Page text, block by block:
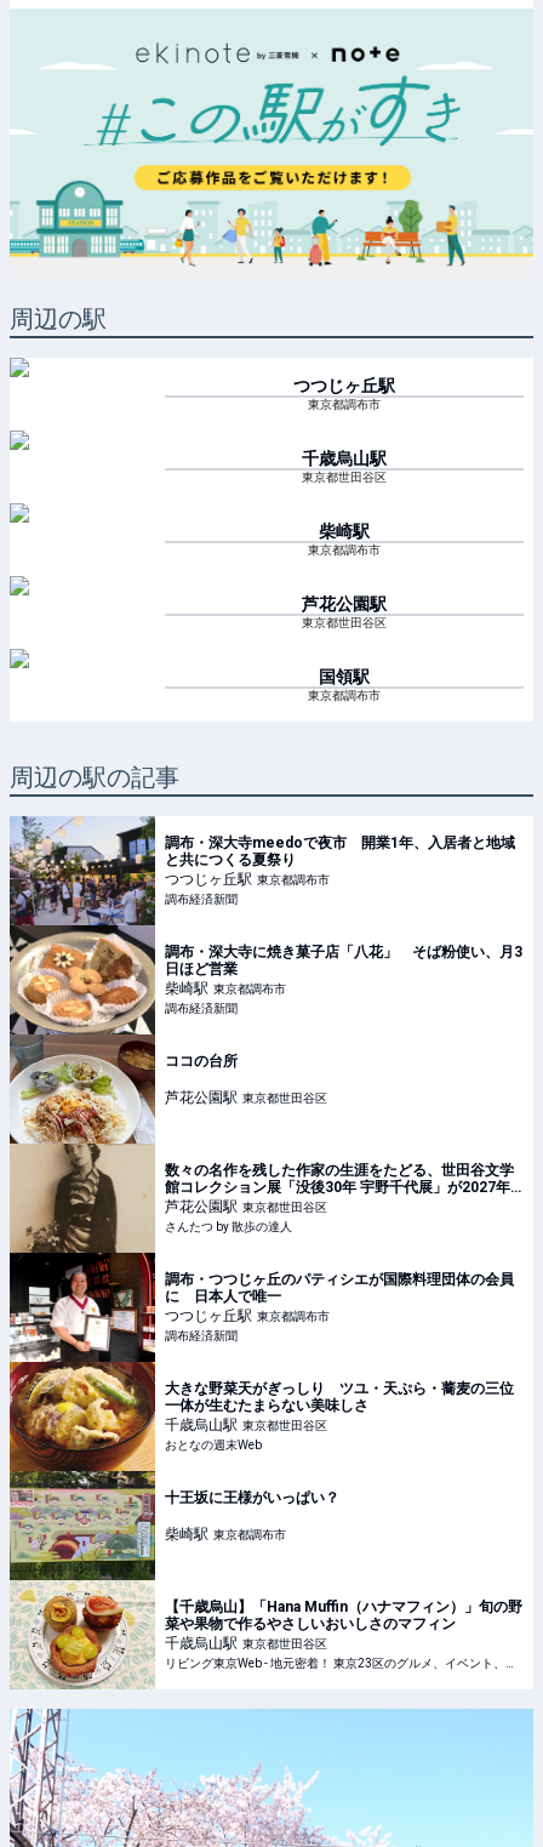
周辺の駅
つつじヶ丘駅
東京都調布市
千歳烏山駅
東京都世田谷区
柴崎駅
東京都調布市
芦花公園駅
東京都世田谷区
国領駅
東京都調布市
周辺の駅の記事
調布・深大寺meedoで夜市 開業1年、入居者と地域
と共につくる夏祭り
つつじヶ丘駅 東京都調布市
調布経済新聞
調布・深大寺に焼き菓子店「八花」 そば粉使い、月3
日ほど営業
柴崎駅 東京都調布市
調布経済新聞
ココの台所
芦花公園駅 東京都世田谷区
数々の名作を残した作家の生涯をたどる、世田谷文学
館コレクション展「没後30年 宇野千代展」が2027年3
月28日まで、『世田谷文学館』で開催中｜さんたつ by
散歩の達人
芦花公園駅 東京都世田谷区
さんたつ by 散歩の達人
調布・つつじヶ丘のパティシエが国際料理団体の会員
に 日本人で唯一
つつじヶ丘駅 東京都調布市
調布経済新聞
大きな野菜天がぎっしり ツユ・天ぷら・蕎麦の三位
一体が生むたまらない美味しさ
千歳烏山駅 東京都世田谷区
おとなの週末Web
十王坂に王様がいっぱい？
柴崎駅 東京都調布市
【千歳烏山】「Hana Muffin（ハナマフィン）」旬の野
菜や果物で作るやさしいおいしさのマフィン
千歳烏山駅 東京都世田谷区